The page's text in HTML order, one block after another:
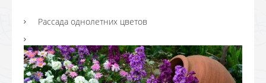
Рассада однолетних цветов